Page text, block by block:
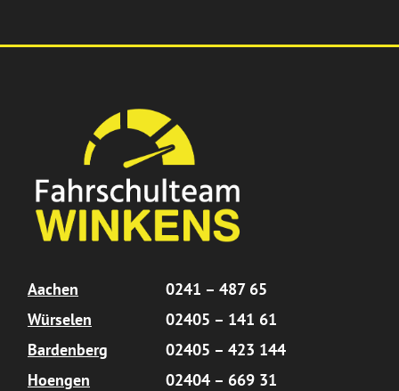
Aachen
0241 – 487 65
Würselen
02405 – 141 61
Bardenberg
02405 – 423 144
Hoengen
02404 – 669 31